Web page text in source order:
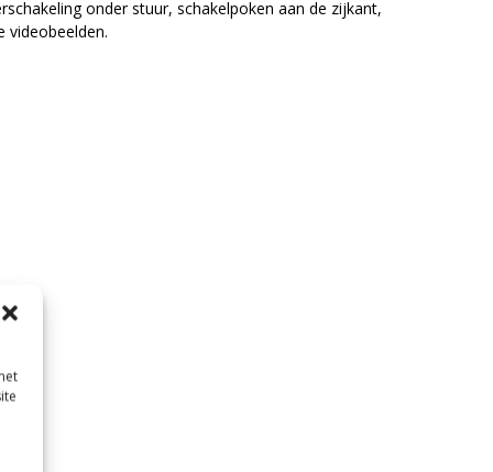
onder stuur, schakelpoken aan de zijkant,
videobeelden.